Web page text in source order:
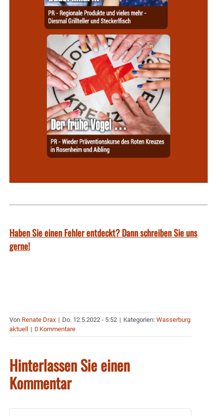
Haben Sie einen Fehler entdeckt? Dann schreiben Sie uns
gerne!
Von Renate Drax | Do. 12.5.2022 - 5:52 | Kategorien: Wasserburg
aktuell
| 0 Kommentare
Hinterlassen Sie einen
Kommentar